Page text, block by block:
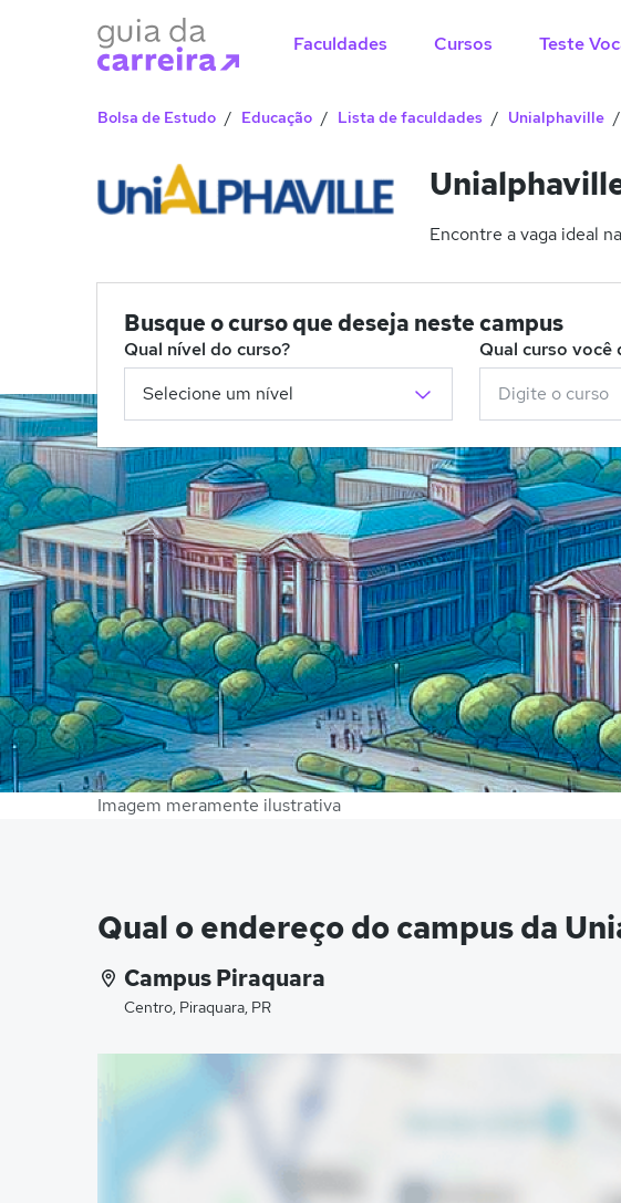
Faculdades Cursos Teste
Bolsa de Estudo Educação Lista de faculdades Unialphaville
Encontre a vaga ideal
Busque o curso que deseja neste campus
Qual nível do curso? Qual curso você
Imagem meramente ilustrativa
Qual o endereço do campus da
Campus Piraquara
Centro, Piraquara, PR